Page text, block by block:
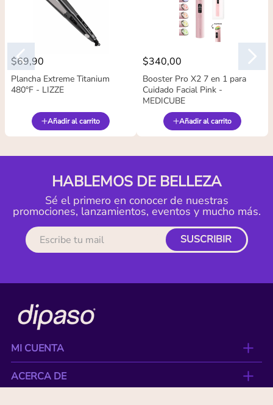
$69,90
Plancha Extreme Titanium
480°F - LIZZE
Añadir al carrito
$340,00
Booster Pro X2 7 en 1 para
Cuidado Facial Pink -
MEDICUBE
Añadir al carrito
HABLEMOS DE BELLEZA
Sé el primero en conocer de nuestras
promociones, lanzamientos, eventos y mucho más.
SUSCRIBIR
MI CUENTA
ACERCA DE